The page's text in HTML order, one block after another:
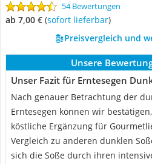
54 Bewertungen
ab 7,00 € ( Sofort lieferbar)
Preisvergleich und
Unsere
Unser Fazit für Erntesegen
Nach genauer Betrachtung der
Erntesegen können wir
köstliche Ergänzung für
Vergleich zu anderen dunklen
sich die Soße durch ihren